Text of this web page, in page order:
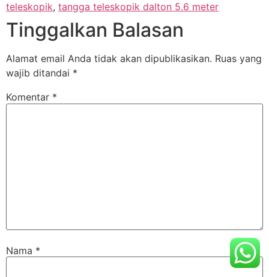
teleskopik, tangga teleskopik dalton 5.6 meter
Tinggalkan Balasan
Alamat email Anda tidak akan dipublikasikan. Ruas yang
wajib ditandai *
Komentar *
Nama *